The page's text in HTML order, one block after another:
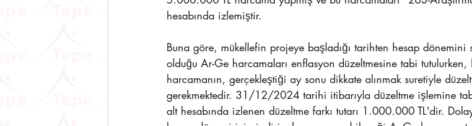
hesabında izlemiştir.
Buna göre, mükellefin projeye başladığı tarihten hesap dönemini
olduğu Ar-Ge harcamaları enflasyon düzeltmesine tabi
harcamanın, gerçekleştiği ay sonu dikkate alınmak suretiyle
gerekmektedir. 31/12/2024 tarihi itibarıyla düzeltme işlemine
alt hesabında izlenen düzeltme farkı tutarı 1.000.000 TL'dir.